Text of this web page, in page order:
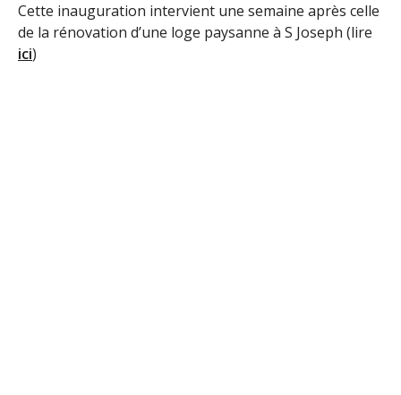
Cette inauguration intervient une semaine après celle
de la rénovation d’une loge paysanne à S Joseph (lire
ici)